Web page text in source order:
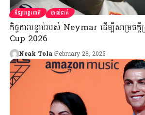
កីឡាអន្តរជាតិ បាល់ទាត់
កិច្ចការបន្ទាប់របស់ Neymar ដើម្បីសម្រេច
Cup 2026
Neak Tola February 28, 2025